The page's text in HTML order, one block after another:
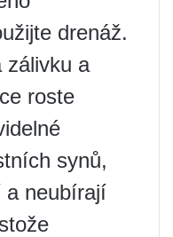
drenáž.
zálivku a
roste
synů,
a neubírají